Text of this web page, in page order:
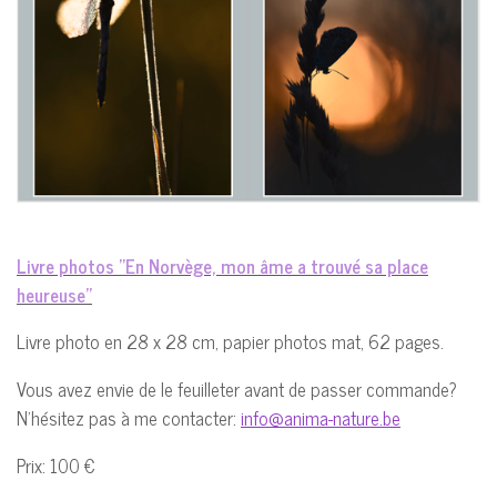
Livre photos "En Norvège, mon âme a trouvé sa place
heureuse"
Livre photo en 28 x 28 cm, papier photos mat, 62 pages.
Vous avez envie de le feuilleter avant de passer commande?
N'hésitez pas à me contacter:info@anima-nature.be
Prix: 100 €